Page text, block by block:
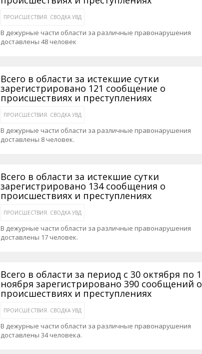
ПРОИСШЕСТВИЯ. СВОДКА УВД
В дежурные части области за различные правонарушения
доставлены 48 человек
Всего в области за истекшие сутки
зарегистрировано 121 сообщение о
происшествиях и преступлениях
ПРОИСШЕСТВИЯ. СВОДКА УВД
В дежурные части области за различные правонарушения
доставлены 8 человек.
Всего в области за истекшие сутки
зарегистрировано 134 сообщения о
происшествиях и преступлениях
ПРОИСШЕСТВИЯ. СВОДКА УВД
В дежурные части области за различные правонарушения
доставлены 17 человек.
Всего в области за период с 30 октября по 1
ноября зарегистрировано 390 сообщений о
происшествиях и преступлениях
ПРОИСШЕСТВИЯ. СВОДКА УВД
В дежурные части области за различные правонарушения
доставлены 34 человека.